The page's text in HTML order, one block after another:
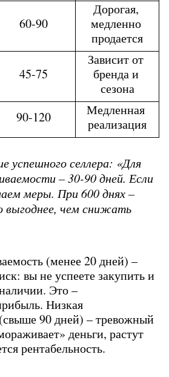
60-90
Дорогая,
медленно
продается
45-75
Зависит от
бренда и
сезона
90-120
Медленная
реализация
успешного селлера: «Для
– 30-90 дней. Если
меры. При 600 днях –
выгоднее, чем снижать
(менее 20 дней) –
вы не успеете закупить и
Это –
Низкая
90 дней) – тревожный
деньги, растут
рентабельность.